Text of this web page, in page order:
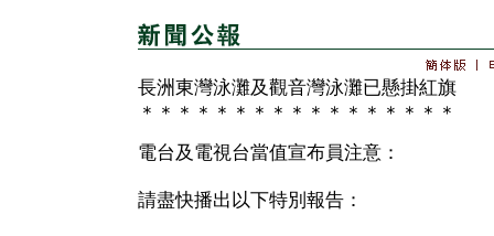
長洲東灣泳灘及觀音灣泳灘已懸掛紅旗
＊＊＊＊＊＊＊＊＊＊＊＊＊＊＊＊＊
電台及電視台當值宣布員注意：
請盡快播出以下特別報告：